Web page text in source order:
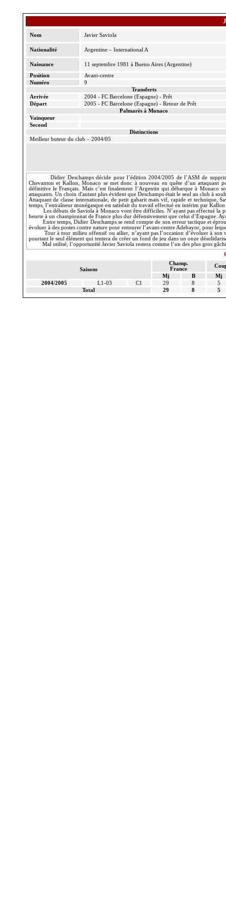
Nom Javier Saviola
Nationalité Argentine – International A
Naissance
11 septembre 1981 à Bueno Aires (Argentine)
Position
Avant-centre
Numéro
9
Transferts
Arrivée
2004 - FC Barcelone (Espagne) - Prêt
Départ
2005 - FC Barcelone (Espagne) - Retour de Prêt
Palmarès à Monaco
Vainqueur
Second
Distinctions
Meilleur buteur du club – 2004/05
Didier Deschamps décide pour l’édition 2004/2005 de l’ASM de
Chevanton et Kallon, Monaco se met donc à nouveau en quête d’un attaquant
définitive le Français. Mais c’est finalement l’Argentin qui débarque à Monaco
attaquants. Un choix d'autant plus évident que Deschamps était le seul au club à
Attaquant de classe internationale, de petit gabarit mais vif, rapide et technique,
temps, l’entraîneur monégasque est satisfait du travail effectué en intérim par
Les débuts de Saviola à Monaco vont être difficiles. N’ayant pas effectué la
heurte à un championnat de France plus dur défensivement que celui d’Espagne.
Entre temps, Didier Deschamps se rend compte de son erreur tactique et
évoluer à des postes contre nature pour entourer l’avant-centre Adebayor, pour
Tour à tour milieu offensif ou ailier, n’ayant pas l’occasion d’évoluer à
pourtant le seul élément qui tentera de créer un fond de jeu dans un onze
Mal utilisé, l’opportunité Javier Saviola restera comme l’un des plus gros
Saisons
Champ.
France
Mj
B
Mj
2004/2005
L1-03 C1 29 8
5
Total
29 8 5